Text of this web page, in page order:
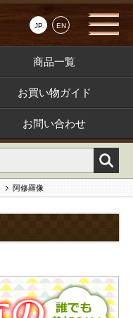
JP EN
商品一覧
お買い物ガイド
お問い合わせ
阿修羅像